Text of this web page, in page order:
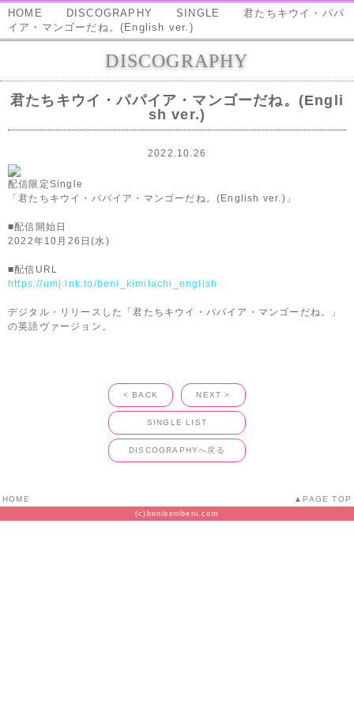
HOME DISCOGRAPHY SINGLE
君たちキウイ・パパ
イア・マンゴーだね。(English ver.)
DISCOGRAPHY
君たちキウイ・パパイア・マンゴーだね。(Engli
sh ver.)
2022.10.26
配信限定Single
「君たちキウイ・パパイア・マンゴーだね。(English ver.)」
■配信開始日
2022年10月26日(水)
■配信URL
https://umj.lnk.to/beni_kimitachi_english
デジタル・リリースした「君たちキウイ・パパイア・マンゴーだね。」
の英語ヴァージョン。
< BACK NEXT >
SINGLE LIST
DISCOGRAPHYへ戻る
HOME PAGE TOP
(c)benibenibeni.com